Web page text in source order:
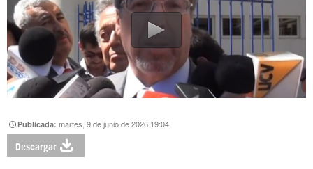
Publicada:martes, 9 de junio de 2026 19:04
Descargar